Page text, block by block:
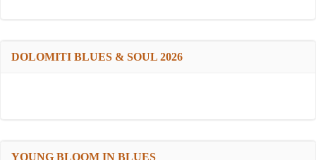
DOLOMITI BLUES & SOUL 2026
YOUNG BLOOM IN BLUES